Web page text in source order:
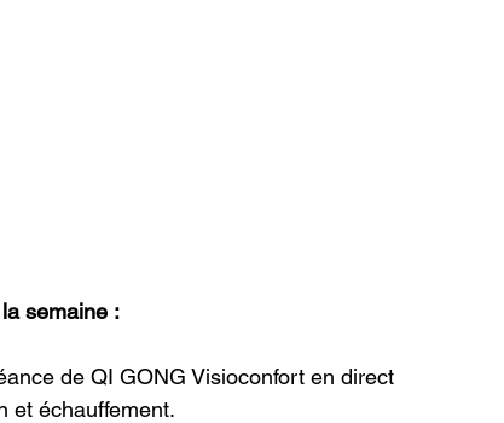
semaine :
de QI GONG Visioconfort en direct
et échauffement.